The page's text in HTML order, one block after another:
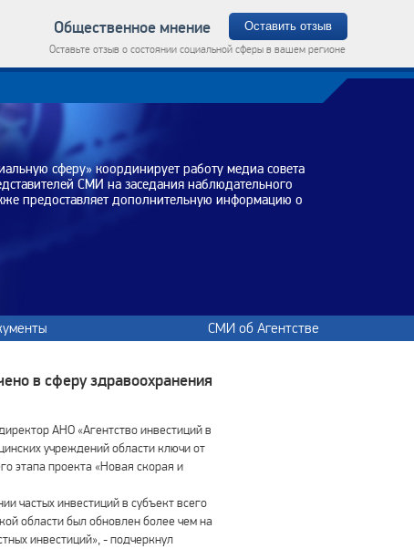
Общественное мнение Оставить отзыв
Оставьте отзыв о состоянии социальной сферы в вашем регионе
сферу» координирует работу медиа совета
СМИ на заседания наблюдательного
предоставляет дополнительную информацию о
СМИ об Агентстве
в сферу здравоохранения
АНО «Агентство инвестиций в
учреждений области ключи от
этапа проекта «Новая скорая и
частых инвестиций в субъект всего
области был обновлен более чем на
инвестиций», - подчеркнул